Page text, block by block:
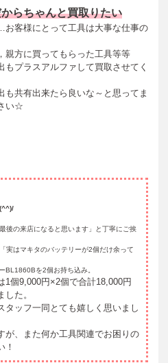
らちゃんと買取りたい
客様にとって工具は大事な仕事の
親方に買ってもらった工具等等
プラスアルファして買取させてく
共有出来たら良いな～と思ってま
い☆
後の来店になると思います」と丁寧にご挨
実はマキタのバッテリーが2個だけ余って
BL1860Bを2個お持ち込み。
1個9,000円×2個で合計18,000円
た。
タッフ一同とても嬉しく思いまし
が、また何か工具関連でお困りの
！